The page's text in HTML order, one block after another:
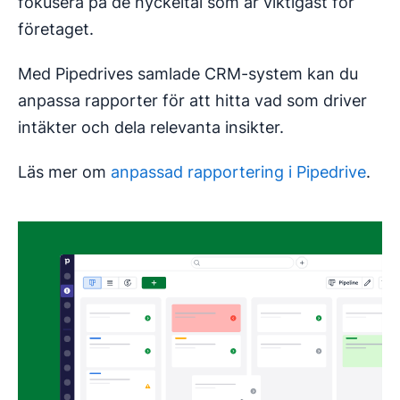
företaget.
Med Pipedrives samlade CRM-system kan du
anpassa rapporter för att hitta vad som driver
intäkter och dela relevanta insikter.
Läs mer om anpassad rapportering i Pipedrive.